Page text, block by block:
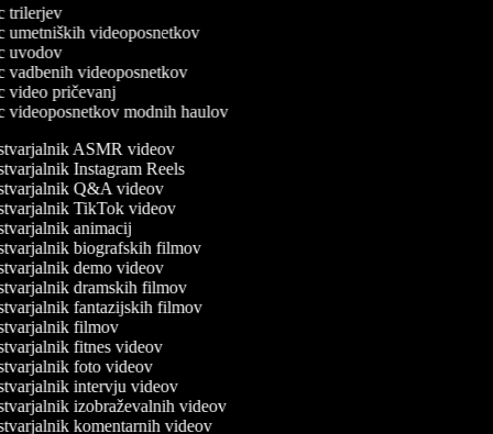
trilerjev
umetniških videoposnetkov
uvodov
vadbenih videoposnetkov
video pričevanj
videoposnetkov modnih haulov
ASMR videov
Instagram Reels
Q&A videov
TikTok videov
animacij
biografskih filmov
demo videov
dramskih filmov
fantazijskih filmov
filmov
fitnes videov
foto videov
intervju videov
izobraževalnih videov
komentarnih videov